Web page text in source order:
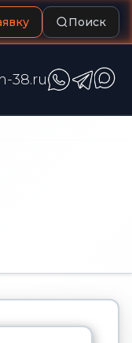
Поиск
38.ru